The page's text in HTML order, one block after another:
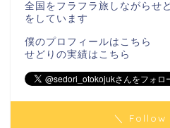
全国をフラフラ旅しながらせ
をしています
僕のプロフィールは こちら
せどりの実績は こちら
＼ Follow